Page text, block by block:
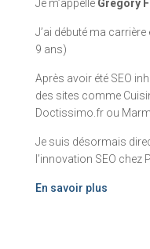
Je m’appelle Grégory
J’ai débuté ma
9 ans)
Après avoir été SEO
des sites comme
Doctissimo.fr ou
Je suis désormais
l’innovation SEO chez
En savoir plus